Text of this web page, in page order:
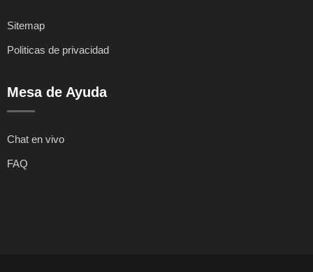
Sitemap
Politicas de privacidad
Mesa de Ayuda
Chat en vivo
FAQ